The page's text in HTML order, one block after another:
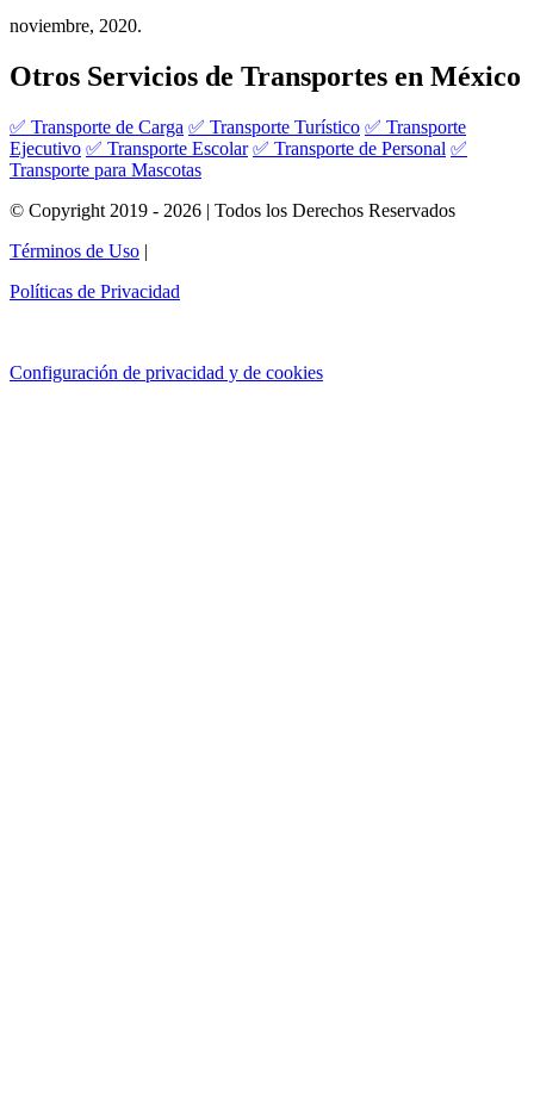
noviembre, 2020.
Otros Servicios de Transportes en México
✅ Transporte de Carga ✅ Transporte Turístico ✅ Transporte
Ejecutivo ✅ Transporte Escolar ✅ Transporte de Personal ✅
Transporte para Mascotas
© Copyright 2019 - 2026 | Todos los Derechos Reservados
Términos de Uso |
Políticas de Privacidad
Configuración de privacidad y de cookies